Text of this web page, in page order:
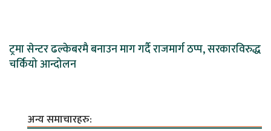
ट्रमा सेन्टर ढल्केबरमै बनाउन माग गर्दै राजमार्ग ठप्प, सरकारविरुद्ध
चर्कियो आन्दोलन
अन्य समाचारहरु: